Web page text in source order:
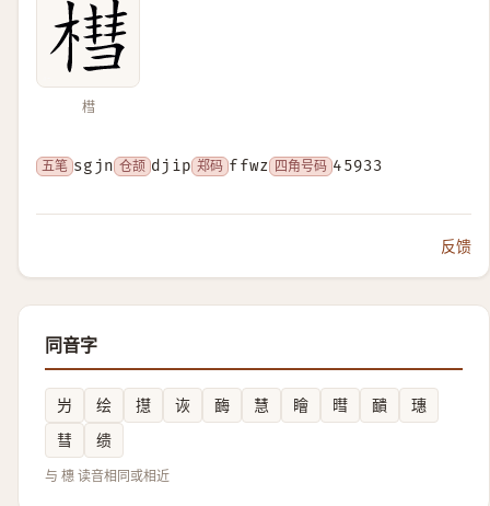
槥
五笔 sgjn 仓颉 djip 郑码 ffwz 四角号码 45933
反馈
同音字
屶 绘 㩨 诙 䩈 慧 瞺 暳 靧
璤
彗
缋
与 橞 读音相同或相近